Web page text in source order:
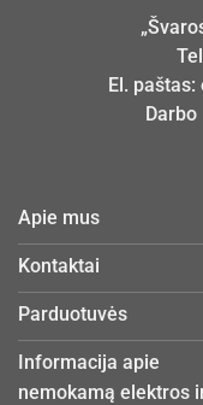
El. paštas:
Apie mus
Kontaktai
Parduotuvės
Informacija apie
nemokamą elektros